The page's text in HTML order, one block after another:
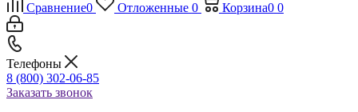
Сравнение0 Отложенные 0 Корзина0 0
Телефоны
8 (800) 302-06-85
Заказать звонок